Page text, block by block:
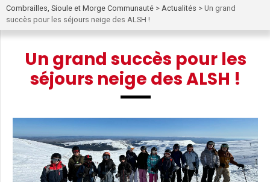
Combrailles, Sioule et Morge Communauté > Actualités > Un grand
succès pour les séjours neige des ALSH !
Un grand succès pour les
séjours neige des ALSH !